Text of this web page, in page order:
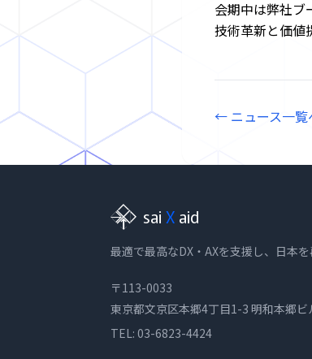
合
せ
会期中は弊社ブ
技術革新と価値
← ニュース一覧
sai X aid
最適で最高なDX・AXを支援し、日本
〒113-0033
東京都文京区本郷4丁目1-3 明和本郷ビ
TEL: 03-6823-4424